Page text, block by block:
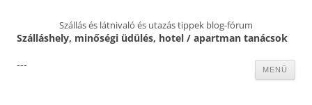
Szállás és látnivaló és utazás tippek blog-fórum
Szálláshely, minőségi üdülés, hotel / apartman tanácsok
MENÜ
---